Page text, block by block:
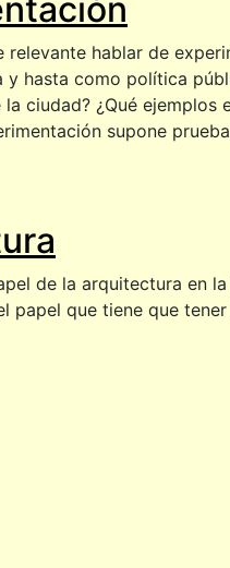
relevante hablar de
y hasta como política
ciudad? ¿Qué
supone
de la arquitectura en
papel que tiene que